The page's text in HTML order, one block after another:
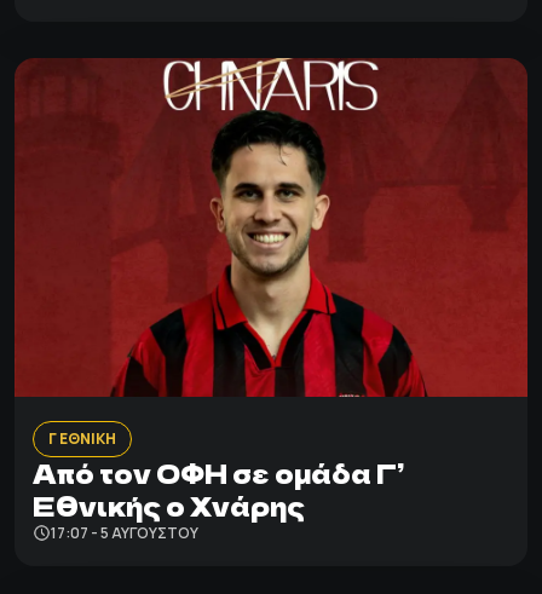
Γ ΕΘΝΙΚΗ
Από τον ΟΦΗ σε ομάδα Γ’
Εθνικής ο Χνάρης
17:07 - 5 ΑΥΓΟΎΣΤΟΥ